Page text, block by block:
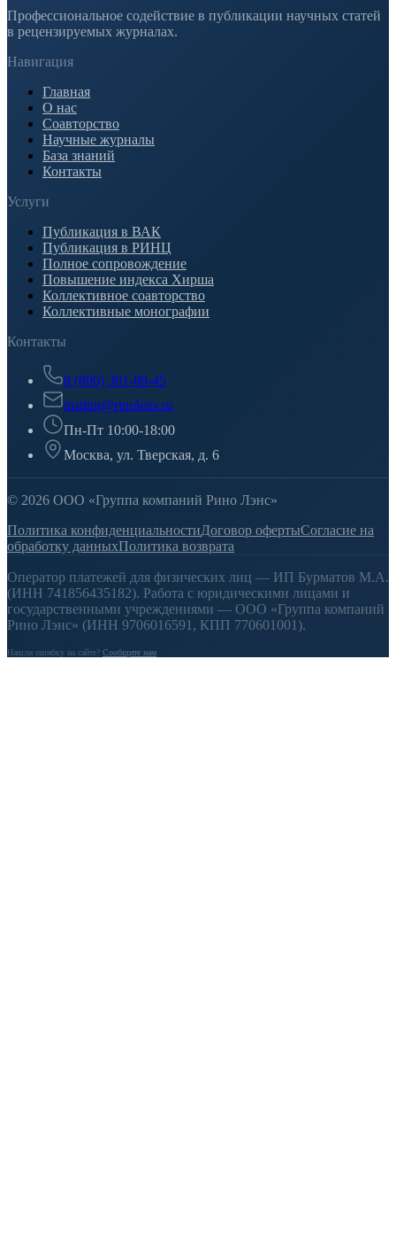
Профессиональное содействие в публикации научных статей
в рецензируемых журналах.
Навигация
Главная
О нас
Соавторство
Научные журналы
База знаний
Контакты
Услуги
Публикация в ВАК
Публикация в РИНЦ
Полное сопровождение
Повышение индекса Хирша
Коллективное соавторство
Коллективные монографии
Контакты
8 (800) 301-88-45
institut@rinolens.ru
Пн-Пт 10:00-18:00
Москва, ул. Тверская, д. 6
© 2026 ООО «Группа компаний Рино Лэнс»
Политика конфиденциальностиДоговор офертыСогласие на
обработку данныхПолитика возврата
Оператор платежей для физических лиц — ИП Бурматов М.А.
(ИНН 741856435182). Работа с юридическими лицами и
государственными учреждениями — ООО «Группа компаний
Рино Лэнс» (ИНН 9706016591, КПП 770601001).
Нашли ошибку на сайте? Сообщите нам